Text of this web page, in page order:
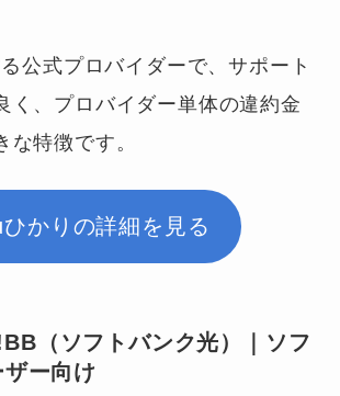
公式プロバイダーで、サポート
く、プロバイダー単体の違約金
な特徴です。
かりの詳細を見る
（ソフトバンク光）｜ソフ
ザー向け